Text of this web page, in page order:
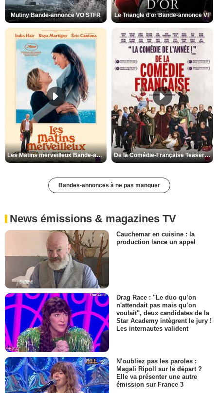
Mutiny Bande-annonce VO STFR Le Triangle d'or Bande-annonce VF
Les Matins merveilleux Bande-annonce VF De la Comédie-Française Teaser VF
Bandes-annonces à ne pas manquer
News émissions & magazines TV
Cauchemar en cuisine : la
production lance un appel
Drag Race : "Le duo qu’on
n'attendait pas mais qu’on
voulait", deux candidates de la
Star Academy intègrent le jury !
Les internautes valident
N’oubliez pas les paroles :
Magali Ripoll sur le départ ?
Elle va présenter une autre
émission sur France 3